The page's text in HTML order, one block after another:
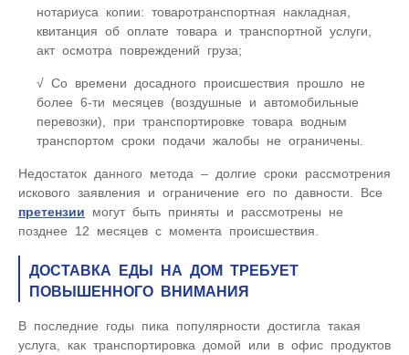
нотариуса копии: товаротранспортная накладная,
квитанция об оплате товара и транспортной услуги,
акт осмотра повреждений груза;
Со времени досадного происшествия прошло не
более 6-ти месяцев (воздушные и автомобильные
перевозки), при транспортировке товара водным
транспортом сроки подачи жалобы не ограничены.
Недостаток данного метода – долгие сроки рассмотрения
искового заявления и ограничение его по давности. Все
претензии могут быть приняты и рассмотрены не
позднее 12 месяцев с момента происшествия.
ДОСТАВКА ЕДЫ НА ДОМ ТРЕБУЕТ
ПОВЫШЕННОГО ВНИМАНИЯ
В последние годы пика популярности достигла такая
услуга, как транспортировка домой или в офис продуктов